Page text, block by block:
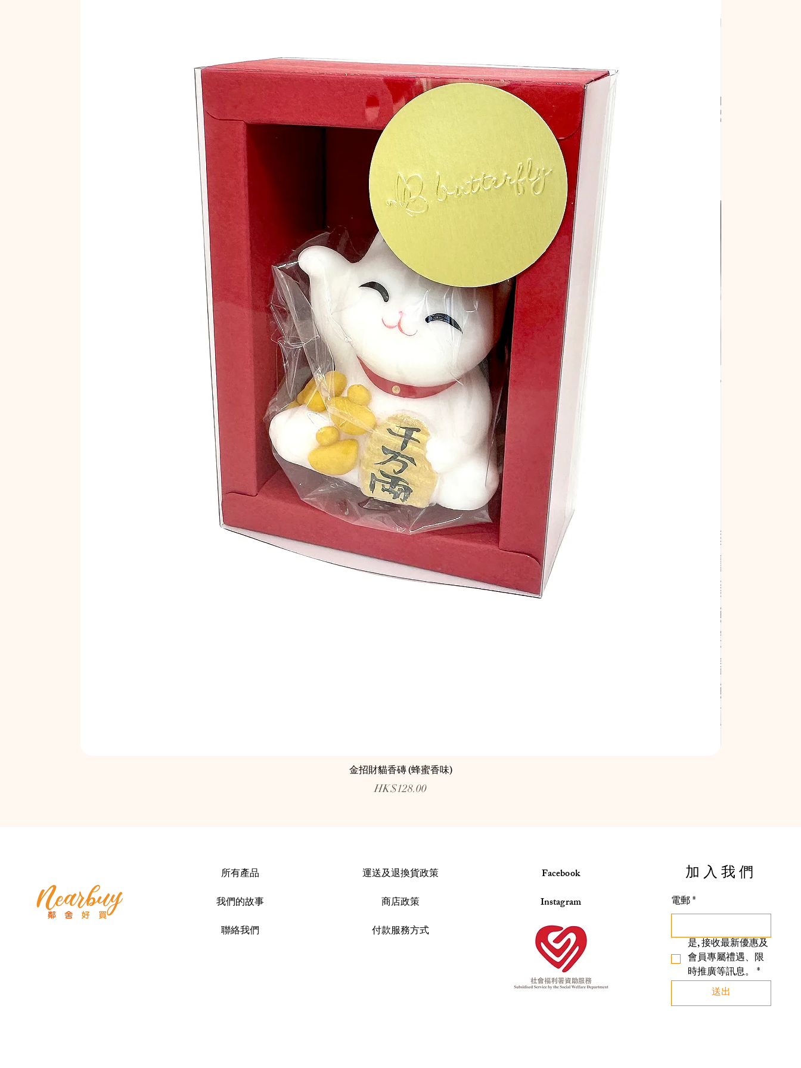
金招財貓香磚 (蜂蜜香味)
價格
HK$128.00
所有產品
我們的故事
聯絡我們
運送及退換貨政策
商店政策
付款服務方式
Facebook
Instagram
​加入我們
電郵*
是, 接收最新優惠及
會員專屬禮遇、限
時推廣等訊息。 *
送出